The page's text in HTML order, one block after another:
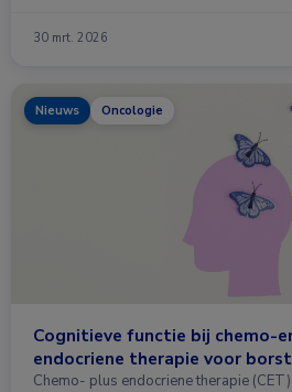
30 mrt. 2026
Nieuws Oncologie
Cognitieve functie bij chemo-
endocriene therapie voor
Chemo- plus endocriene therapie